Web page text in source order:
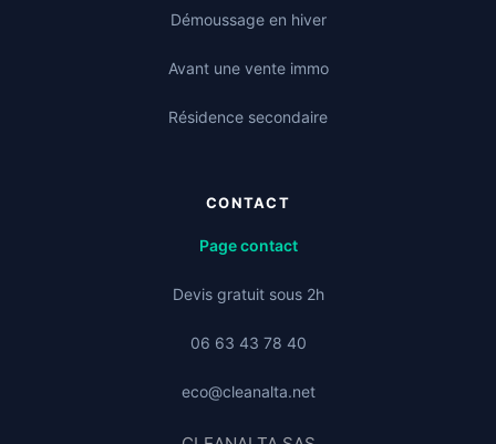
Démoussage en hiver
Avant une vente immo
Résidence secondaire
CONTACT
Page contact
Devis gratuit sous 2h
06 63 43 78 40
eco@cleanalta.net